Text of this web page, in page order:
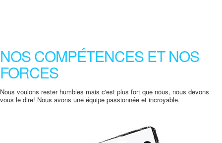
NOS COMPÉTENCES ET NOS
FORCES
Nous voulons rester humbles mais c'est plus fort que nous, nous devons
vous le dire! Nous avons une équipe passionnée et incroyable.